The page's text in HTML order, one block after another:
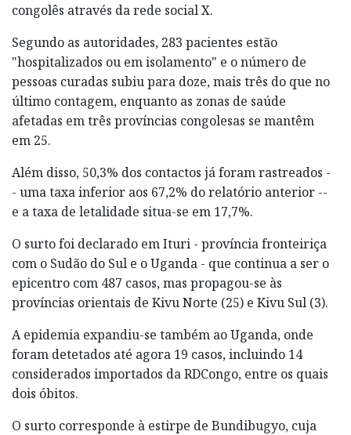
congolês através da rede social X.
Segundo as autoridades, 283 pacientes estão
"hospitalizados ou em isolamento" e o número de
pessoas curadas subiu para doze, mais três do que no
último contagem, enquanto as zonas de saúde
afetadas em três províncias congolesas se mantêm
em 25.
Além disso, 50,3% dos contactos já foram rastreados -
- uma taxa inferior aos 67,2% do relatório anterior --
e a taxa de letalidade situa-se em 17,7%.
O surto foi declarado em Ituri - província fronteiriça
com o Sudão do Sul e o Uganda - que continua a ser o
epicentro com 487 casos, mas propagou-se às
províncias orientais de Kivu Norte (25) e Kivu Sul (3).
A epidemia expandiu-se também ao Uganda, onde
foram detetados até agora 19 casos, incluindo 14
considerados importados da RDCongo, entre os quais
dois óbitos.
O surto corresponde à estirpe de Bundibugyo, cuja